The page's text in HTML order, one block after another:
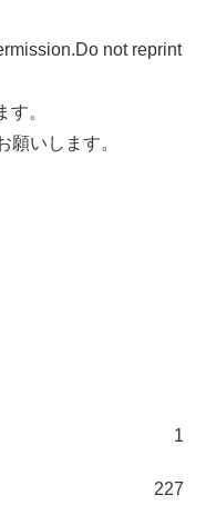
not reprint
。
願いします。
1
227